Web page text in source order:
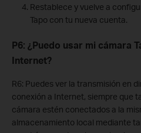
Restablece y vuelve a
Tapo con tu nueva cuenta.
P6: ¿Puedo usar mi cámara
Internet?
R6: Puedes ver la transmisión en
conexión a Internet, siempre que
cámara estén conectados a la
almacenamiento local mediante